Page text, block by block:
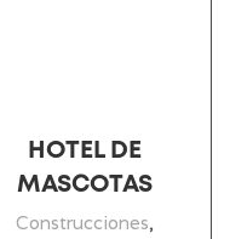
HOTEL DE
MASCOTAS
Construcciones,